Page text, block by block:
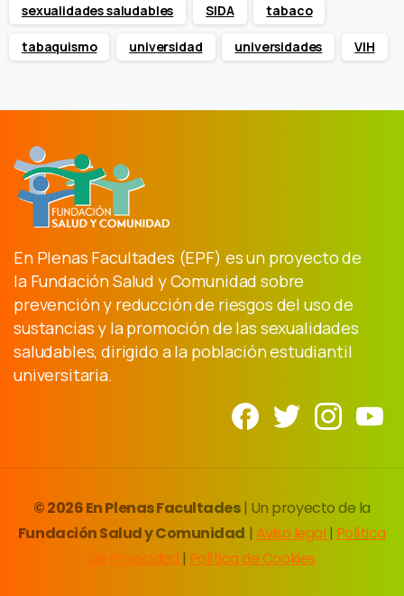
sexualidades saludables SIDA tabaco
tabaquismo universidad universidades VIH
En Plenas Facultades (EPF) es un proyecto de
la Fundación Salud y Comunidad sobre
prevención y reducción de riesgos del uso de
sustancias y la promoción de las sexualidades
saludables, dirigido a la población estudiantil
universitaria.
© 2026 En Plenas Facultades| Un proyecto de la
Fundación Salud y Comunidad | Aviso legal | Política
de Privacidad | Política de Cookies